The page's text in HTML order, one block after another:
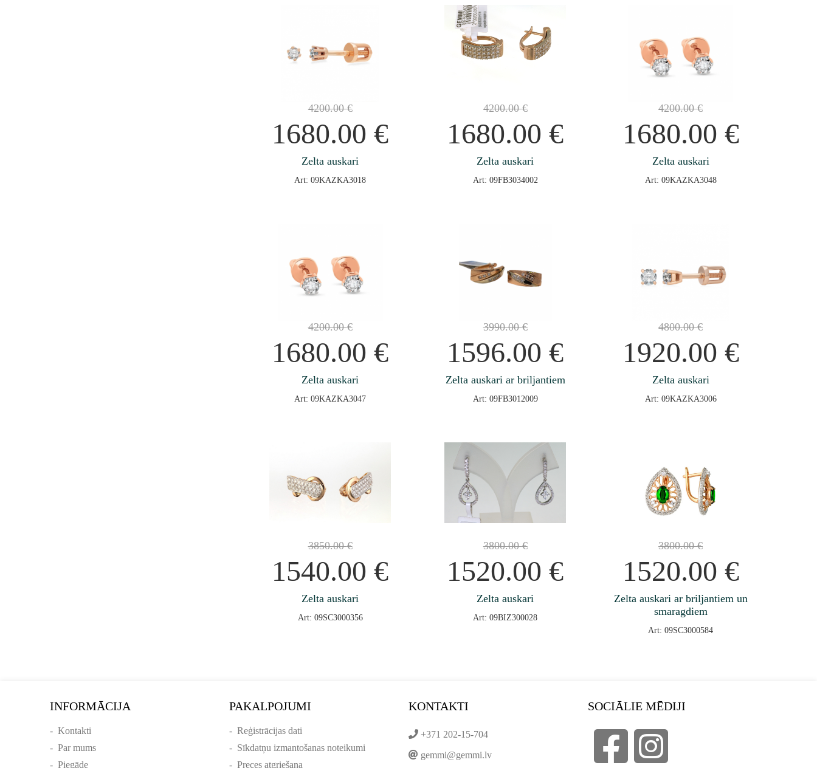
4200.00€
1680.00€
Zelta auskari
Art: 09KAZKA3018
4200.00€
1680.00€
Zelta auskari
Art: 09FB3034002
4200.00€
1680.00 €
Zelta auskari
Art: 09KAZKA3048
4200.00€
1680.00€
Zelta auskari
Art: 09KAZKA3047
3990.00€
1596.00€
Zelta auskari ar briljantiem
Art: 09FB3012009
4800.00€
1920.00 €
Zelta auskari
Art: 09KAZKA3006
3850.00€
1540.00€
Zelta auskari
Art: 09SC3000356
3800.00€
1520.00€
Zelta auskari
Art: 09BIZ300028
3800.00€
1520.00 €
Zelta auskari ar briljantiem un
smaragdiem
Art: 09SC3000584
INFORMĀCIJA
- Kontakti
- Par mums
- Piegāde
PAKALPOJUMI
- Reģistrācijas dati
- Sīkdatņu izmantošanas noteikumi
- Preces atgriešana
KONTAKTI
+371 202-15-704
gemmi@gemmi.lv
SOCIĀLIE MĒDIJI